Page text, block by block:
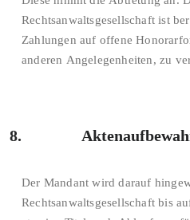
Rechtsanwaltsgesellschaft ist
Zahlungen auf offene
anderen Angelegenheiten, zu
8.
Der Mandant wird darauf
Rechtsanwaltsgesellschaft bis